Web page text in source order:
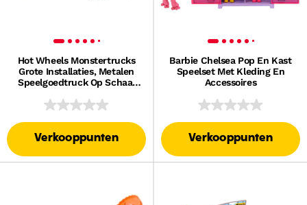
Hot Wheels Monstertrucks
Grote Installaties, Metalen
Speelgoedtruck Op Schaal
(Stijlen Kunnen Variëren)
Verkooppunten
Barbie Chelsea Pop En Kast
Speelset Met Kleding En
Accessoires
Verkooppunten